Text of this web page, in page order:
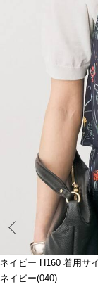
ネイビー H160 着用サ
ネイビー(040)
Prev